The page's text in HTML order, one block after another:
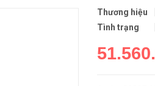
Thương hiệu
Tình trạng